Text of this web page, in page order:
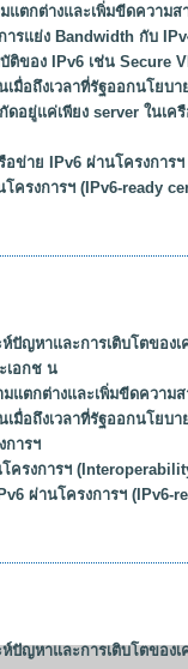
แตกต่างและเพิ่มขีดความ
รแย่ง Bandwidth กับ
ของ IPv6 เช่น Secure
มื่อถึงเวลาที่รัฐออกนโยบ
อยู่แค่เพียง server ในเ
อข่าย IPv6 ผ่านโครงการ
ครงการฯ (IPv6-ready
ปัญหาและการเติบโตของ
เอกช น
แตกต่างและเพิ่มขีดความ
มื่อถึงเวลาที่รัฐออกนโยบ
การฯ
ครงการฯ
ผ่านโครงการฯ (IPv6-
ปัญหาและการเติบโตของ